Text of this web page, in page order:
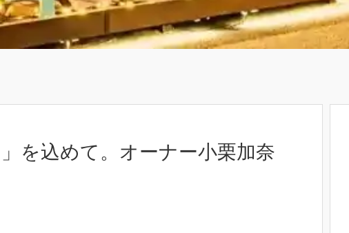
を込めて。オーナー小栗加奈